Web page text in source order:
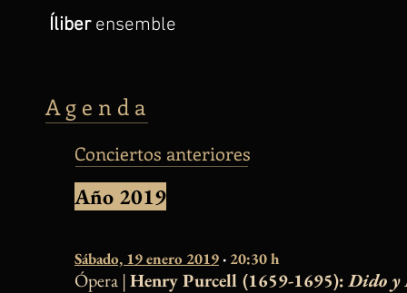
Íliber ensemble
A g e n d a
Conciertos anteriores
Año 2019
Sábado, 19 enero 2019· 20:30 h
Ópera |Henry Purcell (1659-1695):Dido y